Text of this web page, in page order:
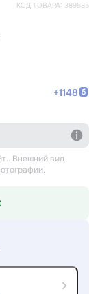
КОД ТОВАРА: 389585
+1148
. Внешний вид